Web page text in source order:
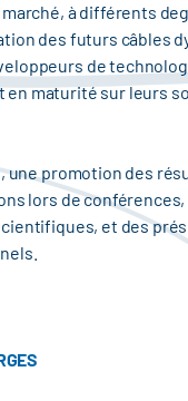
à différents
des futurs câbles
de
en maturité sur leurs
une promotion des
lors de
et des